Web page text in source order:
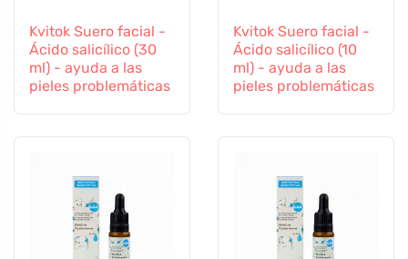
Kvitok Suero facial -
Ácido salicílico (30
ml) - ayuda a las
pieles problemáticas
Kvitok Suero facial -
Ácido salicílico (10
ml) - ayuda a las
pieles problemáticas